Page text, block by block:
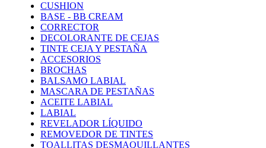
CUSHION
BASE - BB CREAM
CORRECTOR
DECOLORANTE DE CEJAS
TINTE CEJA Y PESTAÑA
ACCESORIOS
BROCHAS
BALSAMO LABIAL
MASCARA DE PESTAÑAS
ACEITE LABIAL
LABIAL
REVELADOR LÍQUIDO
REMOVEDOR DE TINTES
TOALLITAS DESMAQUILLANTES